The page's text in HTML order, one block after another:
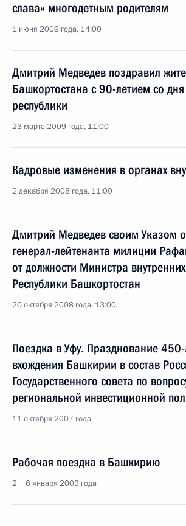
слава» многодетным родителям
1 июня 2009 года, 14:00
Дмитрий Медведев поздравил
Башкортостана с 90-летием со
республики
23 марта 2009 года, 11:00
Кадровые изменения в органах
2 декабря 2008 года, 11:00
Дмитрий Медведев своим Указом
генерал-лейтенанта милиции
от должности Министра
Республики Башкортостан
20 октября 2008 года, 13:00
Поездка в Уфу. Празднование 450-
вхождения Башкирии в состав
Государственного совета по
региональной инвестиционной
11 октября 2007 года
Рабочая поездка в Башкирию
2 − 6 января 2003 года